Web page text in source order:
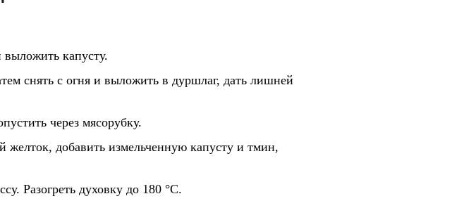
выложить капусту.
снять с огня и выложить в дуршлаг, дать лишней
через мясорубку.
добавить измельченную капусту и тмин,
Разогреть духовку до 180 °С.